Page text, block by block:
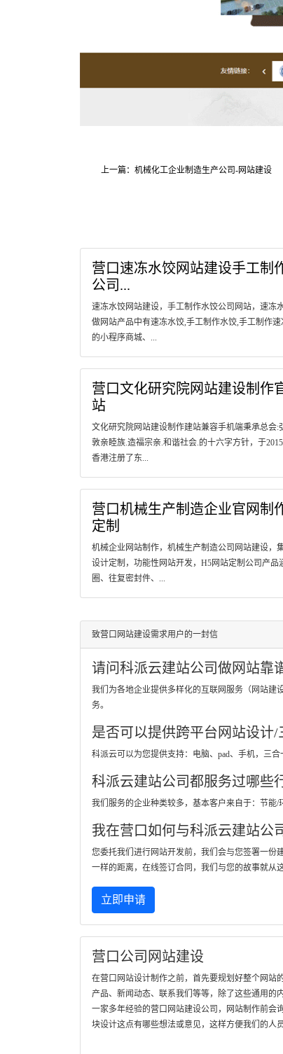
上一篇：机械化工企业制造生产公司-网站建设
营口速冻水饺网站建设手工制
公司...
速冻水饺网站建设，手工制作水饺公司网站，速冻
做网站产品中有速冻水饺,手工制作水饺,手工制作速
的小程序商城、...
营口文化研究院网站建设制作
站
文化研究院网站建设制作建站兼容手机端秉承总会:
敦亲睦族.造福宗亲.和谐社会.的十六字方针，于
香港注册了东...
营口机械生产制造企业官网制
定制
机械企业网站制作，机械生产制造公司网站建设，
设计定制，功能性网站开发，H5网站定制公司产品
圈、往复密封件、...
致营口网站建设需求用户的一封信
请问科派云建站公司做网站靠
我们为各地企业提供多样化的互联网服务（网站建
务。
是否可以提供跨平台网站设计/
科派云可以为您提供支持：电脑、pad、手机，三
科派云建站公司都服务过哪些
我们服务的企业种类较多，基本客户来自于：节能
我在营口如何与科派云建站公
您委托我们进行网站开发前，我们会与您签署一份
一样的距离，在线签订合同，我们与您的故事就从
立即申请
营口公司网站建设
在营口网站设计制作之前，首先要规划好整个网站
产品、新闻动态、联系我们等等，除了这些通用的
一家多年经验的营口网站建设公司，网站制作前会
块设计这点有哪些想法或意见，这样方便我们的人